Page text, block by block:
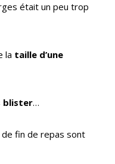
était un peu trop
la taille d’une
blister…
fin de repas sont